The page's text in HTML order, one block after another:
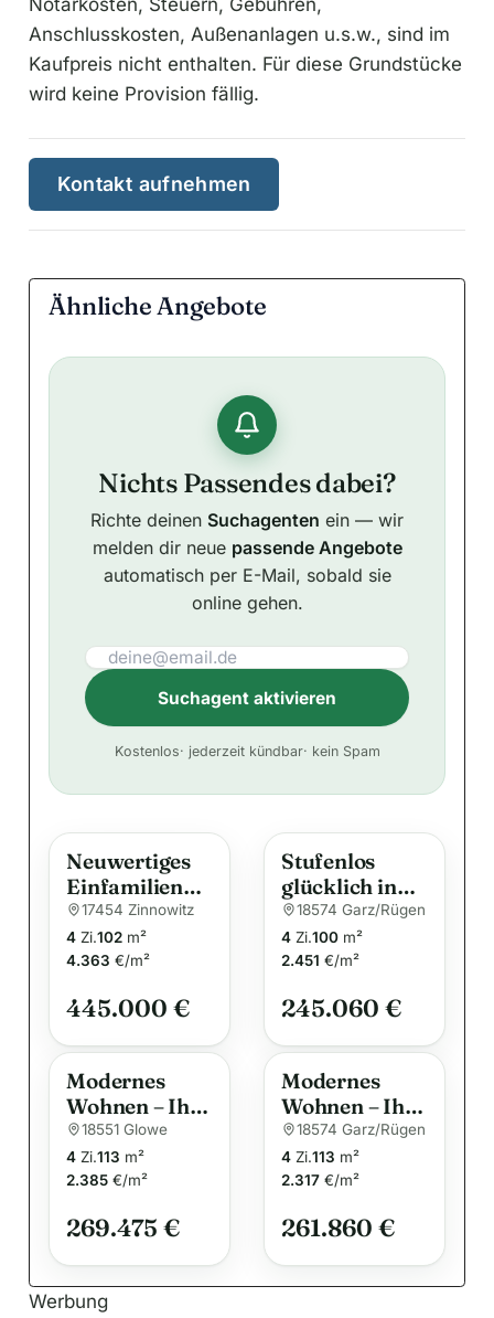
Notarkosten, Steuern, Gebühren,
Anschlusskosten, Außenanlagen u.s.w., sind im
Kaufpreis nicht enthalten. Für diese Grundstücke
wird keine Provision fällig.
Kontakt aufnehmen
Ähnliche Angebote
Nichts Passendes dabei?
Richte deinen Suchagenten ein — wir
melden dir neue passende Angebote
automatisch per E-Mail, sobald sie
online gehen.
Suchagent aktivieren
t
Kostenlos· jederzeit kündbar· kein Spam
Neuwertiges
Einfamilienha
us in
Waldrandlage
im Ostseebad
17454 Zinnowitz
4 Zi.102 m²
4.363 €/m²
445.000 €
Stufenlos
glücklich in
Garz auf
Rügen
18574 Garz/Rügen
4 Zi.100 m²
2.451 €/m²
245.060 €
Modernes
Wohnen – Ihr
Traumhaus
für die ganze
Familie
18551 Glowe
4 Zi.113 m²
2.385 €/m²
269.475 €
Modernes
Wohnen – Ihr
Traumhaus
für die ganze
Familie
18574 Garz/Rügen
4 Zi.113 m²
2.317 €/m²
261.860 €
Werbung